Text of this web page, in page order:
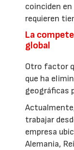
coinciden
requieren
La
global
Otro factor
que ha
geográficas
trabajar
empresa
Alemania,